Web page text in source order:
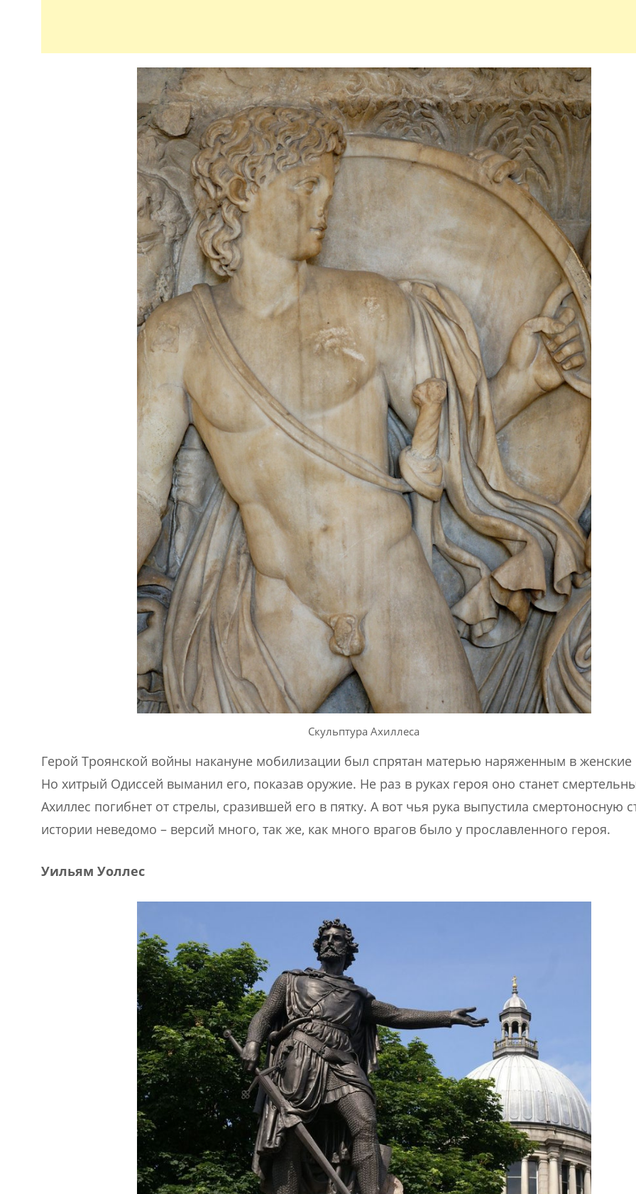
Скульптура Ахиллеса
Герой Троянской войны накануне мобилизации был спрятан матерью наряженным в
Но хитрый Одиссей выманил его, показав оружие. Не раз в руках героя оно станет
Ахиллес погибнет от стрелы, сразившей его в пятку. А вот чья рука выпустила смертоносную
истории неведомо – версий много, так же, как много врагов было у прославленного героя.
Уильям Уоллес